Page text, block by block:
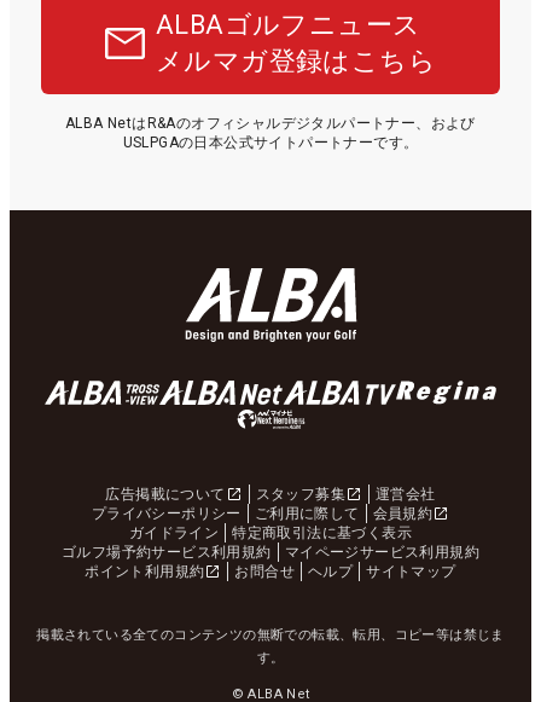
ALBAゴルフニュース
メルマガ登録はこちら
ALBA NetはR&Aのオフィシャルデジタルパートナー、および
USLPGAの日本公式サイトパートナーです。
広告掲載について スタッフ募集
運営会社
プライバシーポリシー
ご利用に際して
会員規約
ガイドライン
特定商取引法に基づく表示
ゴルフ場予約サービス利用規約
マイページサービス利用規約
ポイント利用規約
お問合せ ヘルプ サイトマップ
掲載されている全てのコンテンツの無断での転載、転用、コピー等は禁じま
す。
© ALBA Net